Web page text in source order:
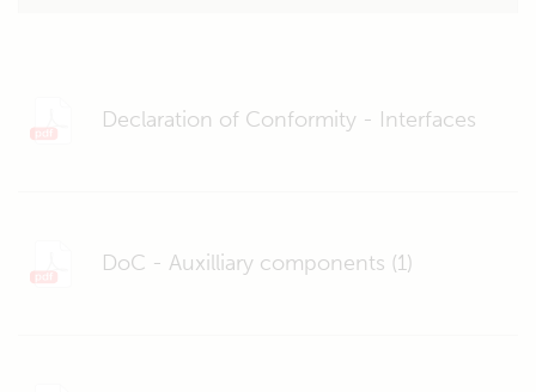
Declaration of Conformity - Interfaces
DoC - Auxilliary components (1)